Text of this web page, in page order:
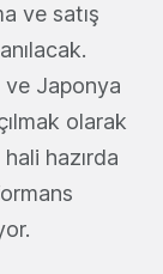
ve satış
ve Japonya
olarak
hazırda